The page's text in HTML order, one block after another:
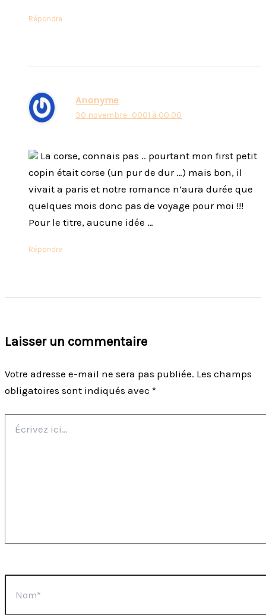
Répondre
Anonyme
30 novembre -0001 à 00:00
La corse, connais pas .. pourtant mon first petit
copin était corse (un pur de dur …) mais bon, il
vivait a paris et notre romance n’aura durée que
quelques mois donc pas de voyage pour moi !!!
Pour le titre, aucune idée …
Répondre
Laisser un commentaire
Votre adresse e-mail ne sera pas publiée. Les champs
obligatoires sont indiqués avec *
ici…